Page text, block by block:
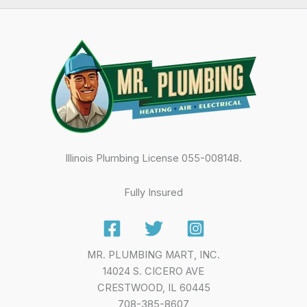
Illinois Plumbing License 055-008148.
Fully Insured
MR. PLUMBING MART, INC.
14024 S. CICERO AVE
CRESTWOOD, IL 60445